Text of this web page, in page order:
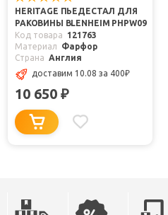
HERITAGE ПЬЕДЕСТАЛ ДЛЯ
РАКОВИНЫ BLENHEIM PHPW09
Код товара
121763
Материал
Фарфор
Страна
Англия
доставим 10.08 за 400₽
10 650 ₽